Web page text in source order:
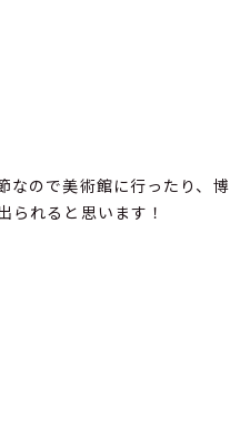
なので美術館に行ったり、博
られると思います！